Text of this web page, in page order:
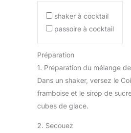
shaker à cocktail
passoire à cocktail
Préparation
1. Préparation du mélange
Dans un shaker, versez le
framboise et le sirop de
cubes de glace.
2. Secouez